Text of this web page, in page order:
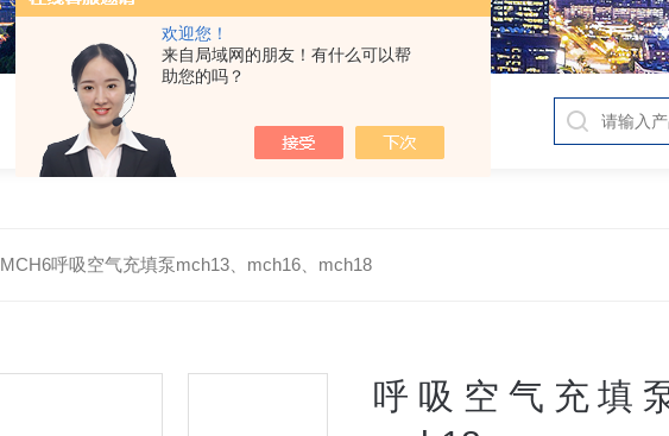
欢迎您！
来自局域网的朋友！有什么可以帮
助您的吗？
MCH6呼吸空气充填泵mch13、mch16、mch18
呼吸空气充填